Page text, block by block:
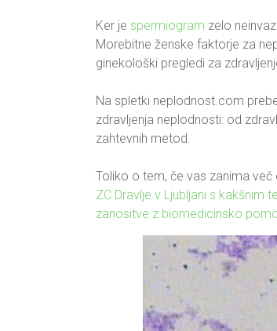
Ker je spermiogram zelo
Morebitne ženske faktorje za
ginekološki pregledi za
Na spletki neplodnost.com
zdravljenja neplodnosti: od
zahtevnih metod.
Toliko o tem, če vas zanima
ZC Dravlje v Ljubljani s kakšnim
zanositve z biomedicinsko